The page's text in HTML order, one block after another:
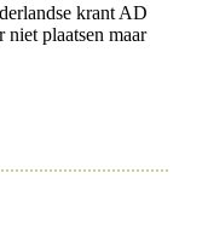
krant AD
plaatsen maar